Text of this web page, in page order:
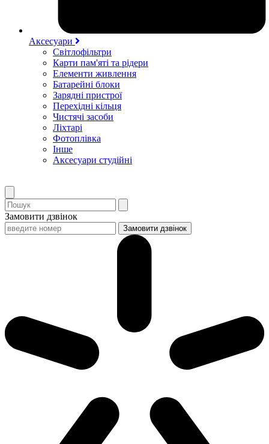
Аксесуари
Світлофільтри
Карти пам'яті та рідери
Елементи живлення
Батарейні блоки
Зарядні пристрої
Перехідні кільця
Чистячі засоби
Ліхтарі
Фотоплівка
Інше
Аксесуари студійні
Замовити дзвінок